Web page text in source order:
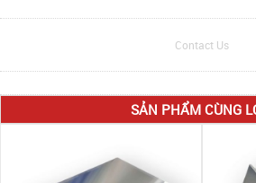
Contact Us
SẢN PHẨM CÙNG